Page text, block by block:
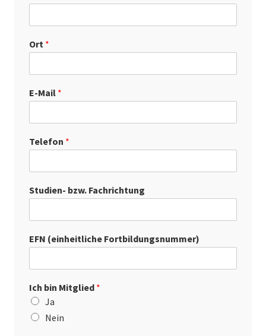
Ort *
E-Mail *
Telefon *
Studien- bzw. Fachrichtung
EFN (einheitliche Fortbildungsnummer)
Ich bin Mitglied *
Ja
Nein